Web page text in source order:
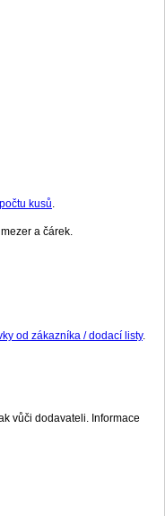
počtu kusů.
a čárek.
od zákazníka / dodací listy.
vůči dodavateli. Informace